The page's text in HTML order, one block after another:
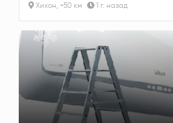
Хихон, +50 км 1 г. назад